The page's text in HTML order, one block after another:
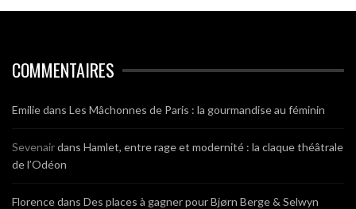
COMMENTAIRES
Emiliedans Les Mâchonnes de Paris : la gourmandise au féminin
Sevenairdans Hamlet, entre rage et modernité : la claque théâtrale
de l’Odéon
Florencedans Des places à gagner pour Bjørn Berge & Selwyn